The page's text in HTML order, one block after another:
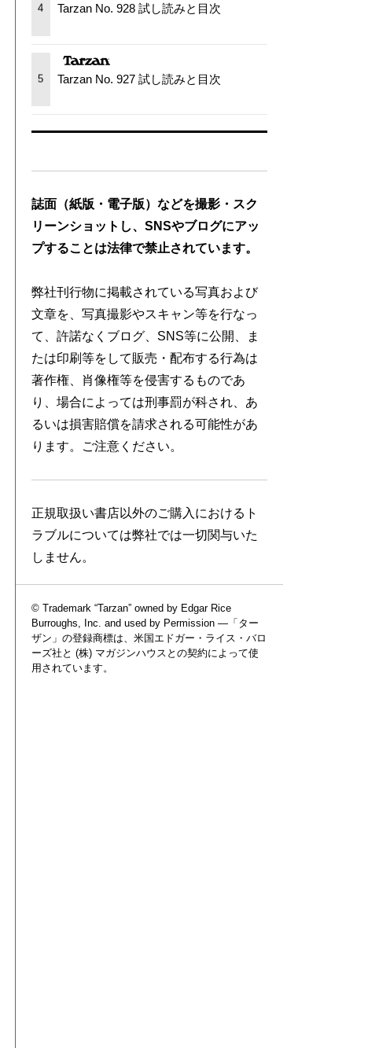
4 Tarzan No. 928 試し読みと目次
5 Tarzan No. 927 試し読みと目次
誌面（紙版・電子版）などを撮影・スク
リーンショットし、SNSやブログにアッ
プすることは法律で禁止されています。
弊社刊行物に掲載されている写真および
文章を、写真撮影やスキャン等を行なっ
て、許諾なくブログ、SNS等に公開、ま
たは印刷等をして販売・配布する行為は
著作権、肖像権等を侵害するものであ
り、場合によっては刑事罰が科され、あ
るいは損害賠償を請求される可能性があ
ります。ご注意ください。
正規取扱い書店以外のご購入におけるト
ラブルについては弊社では一切関与いた
しません。
© Trademark “Tarzan” owned by Edgar Rice
Burroughs, Inc. and used by Permission —「ター
ザン」の登録商標は、米国エドガー・ライス・バロ
ーズ社と (株) マガジンハウスとの契約によって使
用されています。